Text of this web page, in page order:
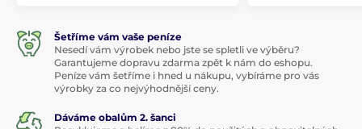
Šetříme vám vaše peníze
Nesedí vám výrobek nebo jste se spletli ve výběru?
Garantujeme dopravu zdarma zpět k nám do eshopu.
Peníze vám šetříme i hned u nákupu, vybíráme pro vás
výrobky za co nejvýhodnější ceny.
Dáváme obalům 2. šanci